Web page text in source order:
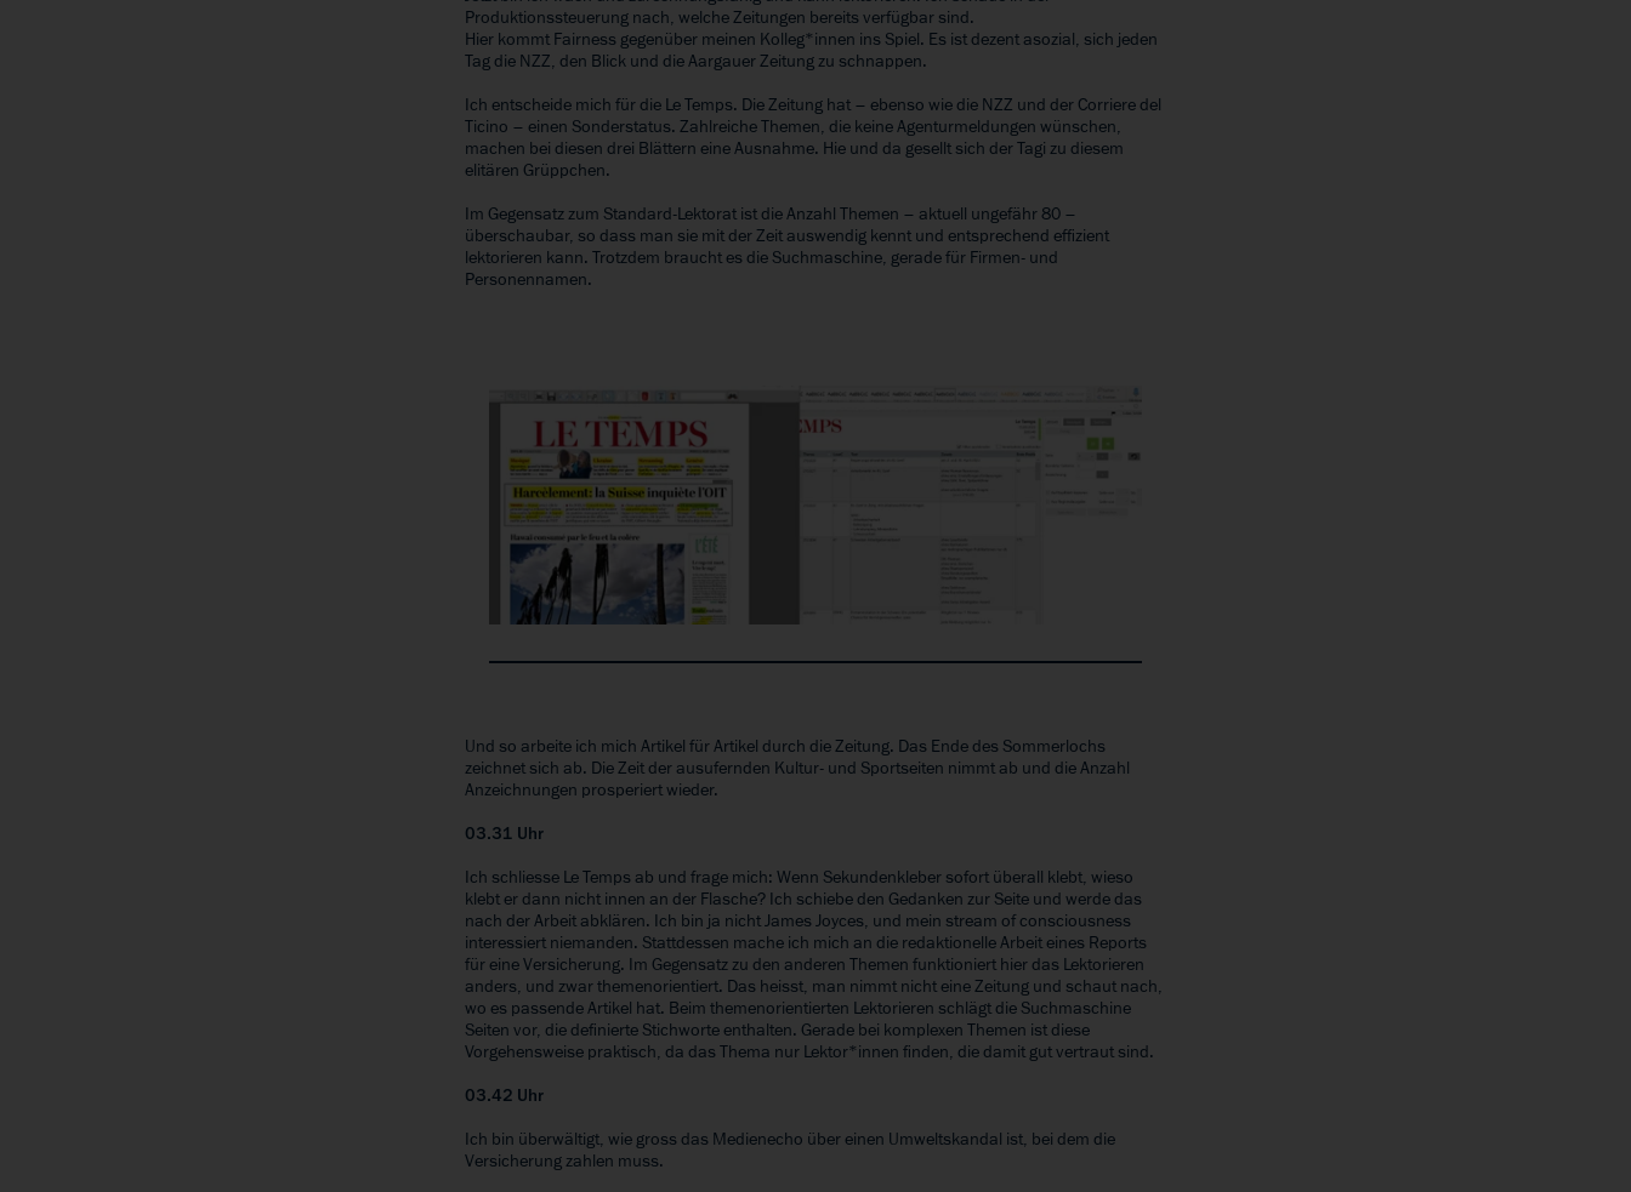
Produktionssteuerung nach, welche Zeitungen bereits verfügbar sind.
Hier kommt Fairness gegenüber meinen Kolleg*innen ins Spiel. Es ist dezent asozial, sich jeden
Tag die NZZ, den Blick und die Aargauer Zeitung zu schnappen.
Ich entscheide mich für die Le Temps. Die Zeitung hat – ebenso wie die NZZ und der Corriere del
Ticino – einen Sonderstatus. Zahlreiche Themen, die keine Agenturmeldungen wünschen,
machen bei diesen drei Blättern eine Ausnahme. Hie und da gesellt sich der Tagi zu diesem
elitären Grüppchen.
Im Gegensatz zum Standard-Lektorat ist die Anzahl Themen – aktuell ungefähr 80 –
überschaubar, so dass man sie mit der Zeit auswendig kennt und entsprechend effizient
lektorieren kann. Trotzdem braucht es die Suchmaschine, gerade für Firmen- und
Personennamen.
Und so arbeite ich mich Artikel für Artikel durch die Zeitung. Das Ende des Sommerlochs
zeichnet sich ab. Die Zeit der ausufernden Kultur- und Sportseiten nimmt ab und die Anzahl
Anzeichnungen prosperiert wieder.
03.31 Uhr
Ich schliesse Le Temps ab und frage mich: Wenn Sekundenkleber sofort überall klebt, wieso
klebt er dann nicht innen an der Flasche? Ich schiebe den Gedanken zur Seite und werde das
nach der Arbeit abklären. Ich bin ja nicht James Joyces, und mein stream of consciousness
interessiert niemanden. Stattdessen mache ich mich an die redaktionelle Arbeit eines Reports
für eine Versicherung. Im Gegensatz zu den anderen Themen funktioniert hier das Lektorieren
anders, und zwar themenorientiert. Das heisst, man nimmt nicht eine Zeitung und schaut nach,
wo es passende Artikel hat. Beim themenorientierten Lektorieren schlägt die Suchmaschine
Seiten vor, die definierte Stichworte enthalten. Gerade bei komplexen Themen ist diese
Vorgehensweise praktisch, da das Thema nur Lektor*innen finden, die damit gut vertraut sind.
03.42 Uhr
Ich bin überwältigt, wie gross das Medienecho über einen Umweltskandal ist, bei dem die
Versicherung zahlen muss.